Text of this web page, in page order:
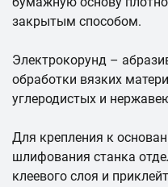
закрытым способом.
Электрокорунд –
обработки вязких
углеродистых и
Для крепления к
шлифования станка
клеевого слоя и